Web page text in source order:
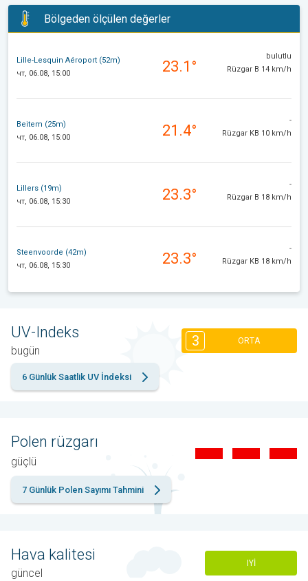
Bölgeden ölçülen değerler
Lille-Lesquin Aéroport (52m)
чт, 06.08, 15:00
23.1°
bulutlu
Rüzgar B 14 km/h
Beitem (25m)
чт, 06.08, 15:00
21.4°
-
Rüzgar KB 10 km/h
Lillers (19m)
чт, 06.08, 15:30
23.3°
-
Rüzgar B 18 km/h
Steenvoorde (42m)
чт, 06.08, 15:30
23.3°
-
Rüzgar KB 18 km/h
UV-Indeks
bugün
3 ORTA
6 Günlük Saatlik UV İndeksi
Polen rüzgarı
güçlü
7 Günlük Polen Sayımı Tahmini
Hava kalitesi
güncel
IYI